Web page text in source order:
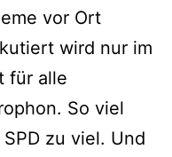
vor Ort
wird nur im
für alle
So viel
zu viel. Und